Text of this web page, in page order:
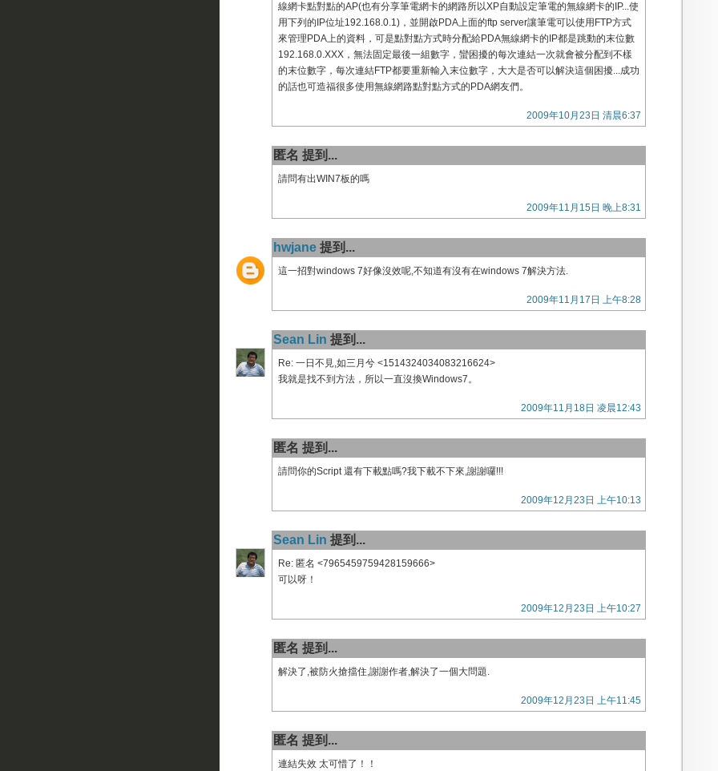
線網卡點對點的AP(也有分享筆電網卡的網路所以XP自動設定筆電的無線網卡的IP...使
用下列的IP位址192.168.0.1)，並開啟PDA上面的ftp server讓筆電可以使用FTP方式
來管理PDA上的資料，可是點對點方式時分配給PDA無線網卡的IP都是跳動的末位數
192.168.0.XXX，無法固定最後一組數字，蠻困擾的每次連結一次就會被分配到不樣
的末位數字，每次連結FTP都要重新輸入末位數字，大大是否可以解決這個困擾...成功
的話也可造福很多使用無線網路點對點方式的PDA網友們。
2009年10月23日 清晨6:37
匿名 提到...
請問有出WIN7板的嗎
2009年11月15日 晚上8:31
hwjane提到...
這一招對windows 7好像沒效呢,不知道有沒有在windows 7解決方法.
2009年11月17日 上午8:28
Sean Lin 提到...
Re: 一日不見,如三月兮 <1514324034083216624>
我就是找不到方法，所以一直沒換Windows7。
2009年11月18日 凌晨12:43
匿名 提到...
請問你的Script 還有下載點嗎?我下載不下來,謝謝囉!!!
2009年12月23日 上午10:13
Sean Lin 提到...
Re: 匿名 <7965459759428159666>
可以呀！
2009年12月23日 上午10:27
匿名 提到...
解決了,被防火搶擋住,謝謝作者,解決了一個大問題.
2009年12月23日 上午11:45
匿名 提到...
連結失效 太可惜了！！